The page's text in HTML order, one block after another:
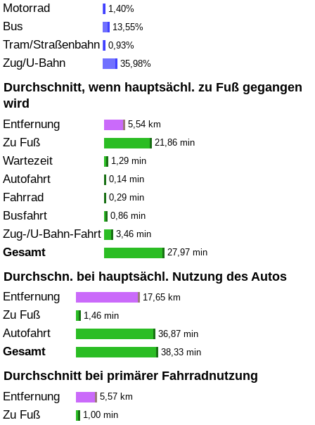
Motorrad 1,40%
Bus 13,55%
Tram/Straßenbahn 0,93%
Zug/U-Bahn 35,98%
Durchschnitt, wenn hauptsächl. zu Fuß gegangen
wird
Entfernung 5,54 km
Zu Fuß 21,86 min
Wartezeit 1,29 min
Autofahrt 0,14 min
Fahrrad 0,29 min
Busfahrt 0,86 min
Zug-/U-Bahn-Fahrt 3,46 min
Gesamt 27,97 min
Durchschn. bei hauptsächl. Nutzung des Autos
Entfernung 17,65 km
Zu Fuß 1,46 min
Autofahrt 36,87 min
Gesamt 38,33 min
Durchschnitt bei primärer Fahrradnutzung
Entfernung 5,57 km
Zu Fuß 1,00 min
Verkehr
Verkehrs-Index
Verkehrs-Index (aktuell)